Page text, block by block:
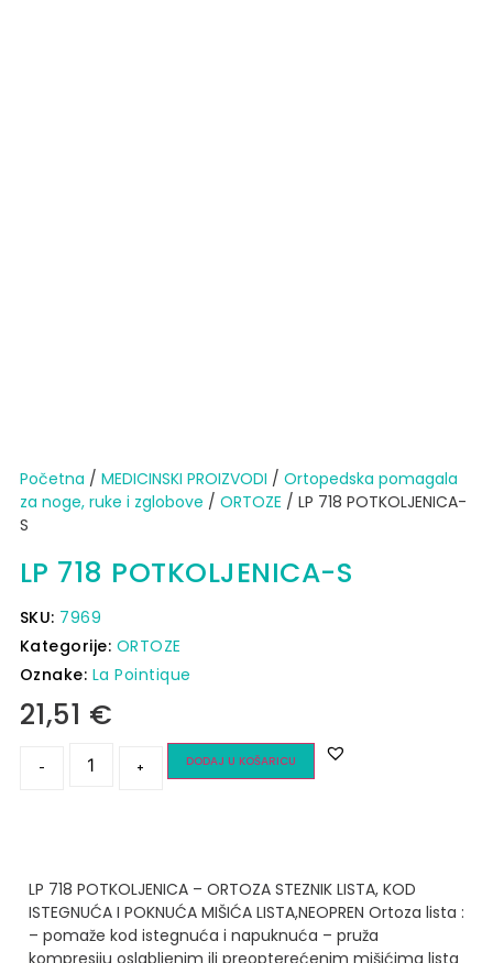
Početna / MEDICINSKI PROIZVODI / Ortopedska pomagala
za noge, ruke i zglobove / ORTOZE / LP 718 POTKOLJENICA-
S
LP 718 POTKOLJENICA-S
SKU: 7969
Kategorije: ORTOZE
Oznake: La Pointique
21,51 €
- + DODAJ U KOŠARICU
LP 718 POTKOLJENICA – ORTOZA STEZNIK LISTA, KOD
ISTEGNUĆA I POKNUĆA MIŠIĆA LISTA,NEOPREN Ortoza lista :
– pomaže kod istegnuća i napuknuća – pruža
kompresiju oslabljenim ili preopterećenim mišićima lista